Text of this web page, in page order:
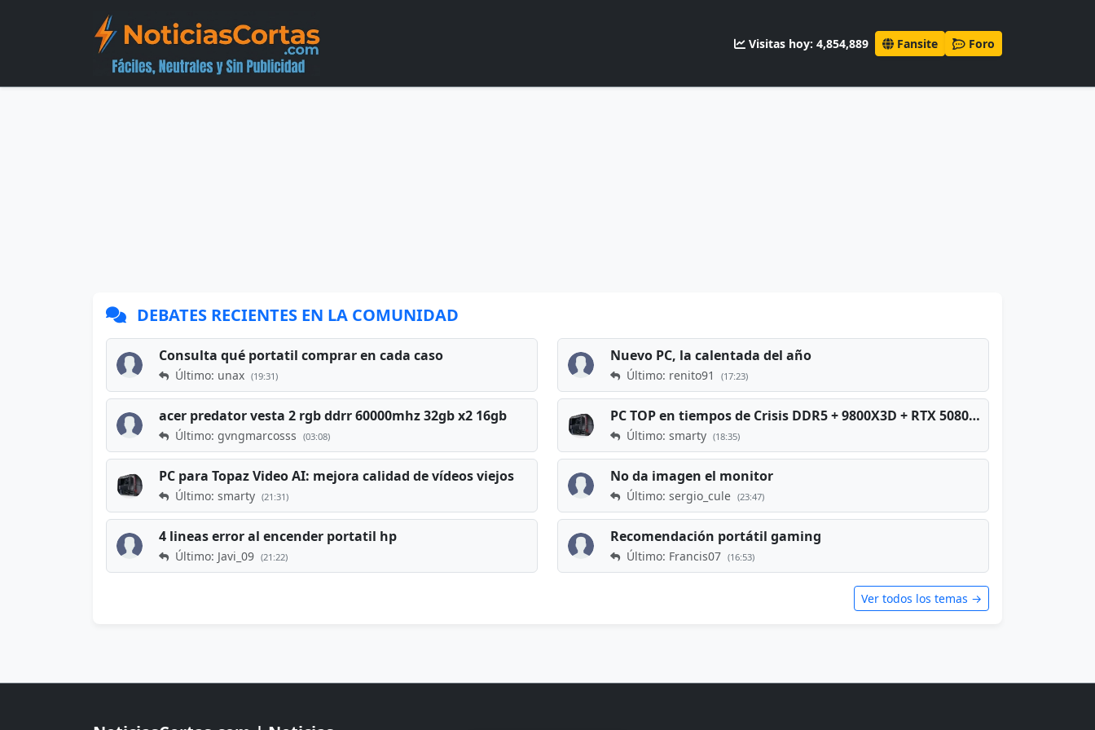
Visitas hoy: 4,854,889 Fansite Foro
DEBATES RECIENTES EN LA COMUNIDAD
Consulta qué portatil comprar en cada caso
Último: unax (19:31)
Nuevo PC, la calentada del año
Último: renito91 (17:23)
acer predator vesta 2 rgb ddrr 60000mhz 32gb x2 16gb
Último: gvngmarcosss (03:08)
PC TOP en tiempos de Crisis DDR5 + 9800X3D + RTX 5080 [2026][2400€]
Último: smarty (18:35)
PC para Topaz Video AI: mejora calidad de vídeos viejos
Último: smarty (21:31)
No da imagen el monitor
Último: sergio_cule (23:47)
4 lineas error al encender portatil hp
Último: Javi_09 (21:22)
Recomendación portátil gaming
Último: Francis07 (16:53)
Ver todos los temas →